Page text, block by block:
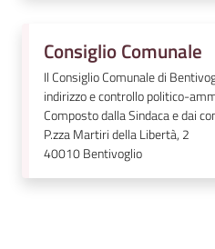
Consiglio Comunale
Il Consiglio Comunale di
indirizzo e controllo politico-
Composto dalla Sindaca e dai
P.zza Martiri della Libertà, 2
40010Bentivoglio